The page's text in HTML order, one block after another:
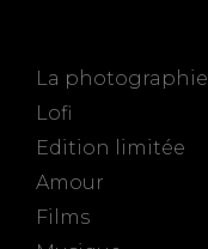
La photographie
Lofi
Edition limitée
Amour
Films